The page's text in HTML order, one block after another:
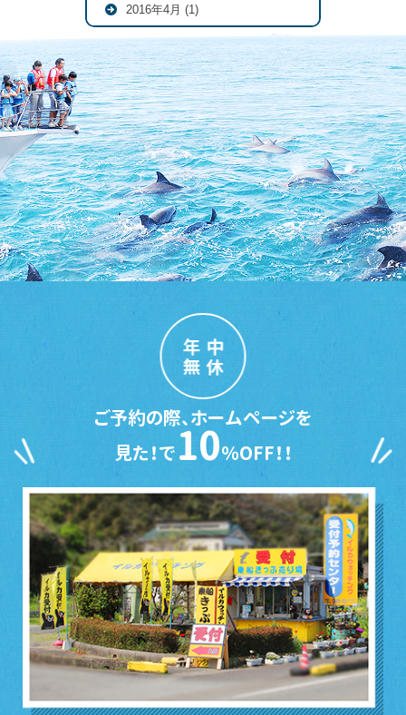
2016年4月 (1)
年中
無休
ご予約の際、ホームページを
見た！で10％OFF！！